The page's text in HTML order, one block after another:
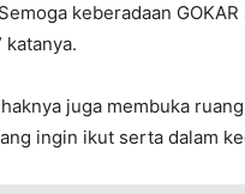
keberadaan
katanya.
juga membuka
ingin ikut serta dalam